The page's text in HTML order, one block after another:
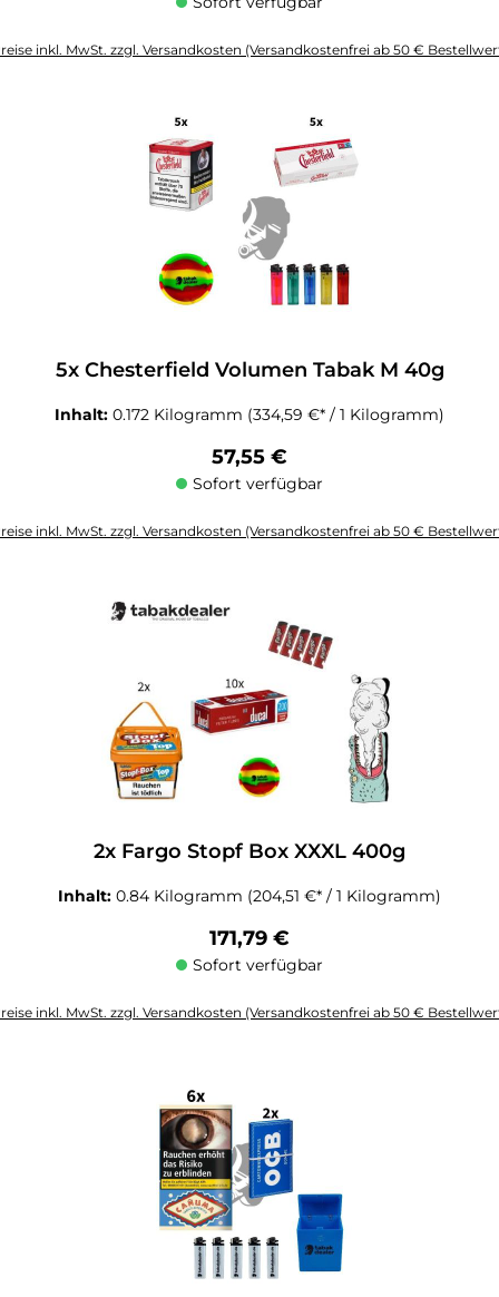
inkl. MwSt. zzgl. Versandkosten (Versandkostenfrei ab 50 €
5x Chesterfield Volumen Tabak M 40g
Inhalt: 0.172 Kilogramm (334,59 €* / 1 Kilogramm)
Regulärer Preis:
57,55 €
Sofort verfügbar
inkl. MwSt. zzgl. Versandkosten (Versandkostenfrei ab 50 €
2x Fargo Stopf Box XXXL 400g
Inhalt: 0.84 Kilogramm (204,51 €* / 1 Kilogramm)
Regulärer Preis:
171,79 €
Sofort verfügbar
inkl. MwSt. zzgl. Versandkosten (Versandkostenfrei ab 50 €